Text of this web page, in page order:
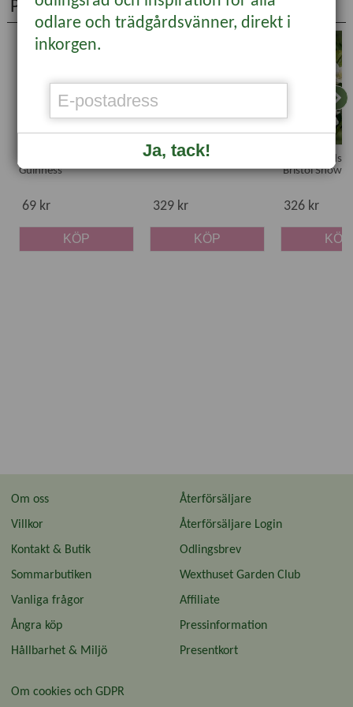
Populära produkter
Guinness'
69 kr
KÖP
Körsbärskornell
329 kr
KÖP
Vit
'Bristol
326 kr
KÖP
Om oss
Villkor
Kontakt & Butik
Sommarbutiken
Vanliga frågor
Ångra köp
Hållbarhet & Miljö
Återförsäljare
Återförsäljare Login
Odlingsbrev
Wexthuset Garden Club
Affiliate
Pressinformation
Presentkort
Om cookies och GDPR
odlare och trädgårdsvänner, direkt i
inkorgen.
Ja, tack!